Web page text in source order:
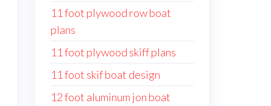
11 foot plywood row boat
plans
11 foot plywood skiff plans
11 foot skif boat design
12 foot aluminum jon boat